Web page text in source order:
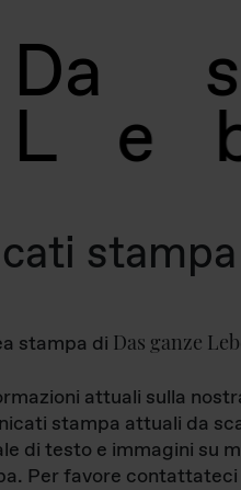
Da s
L e
stampa
stampa di Das ganze
attuali sulla
stampa attuali da
di testo e immagini su
Per favore contattateci